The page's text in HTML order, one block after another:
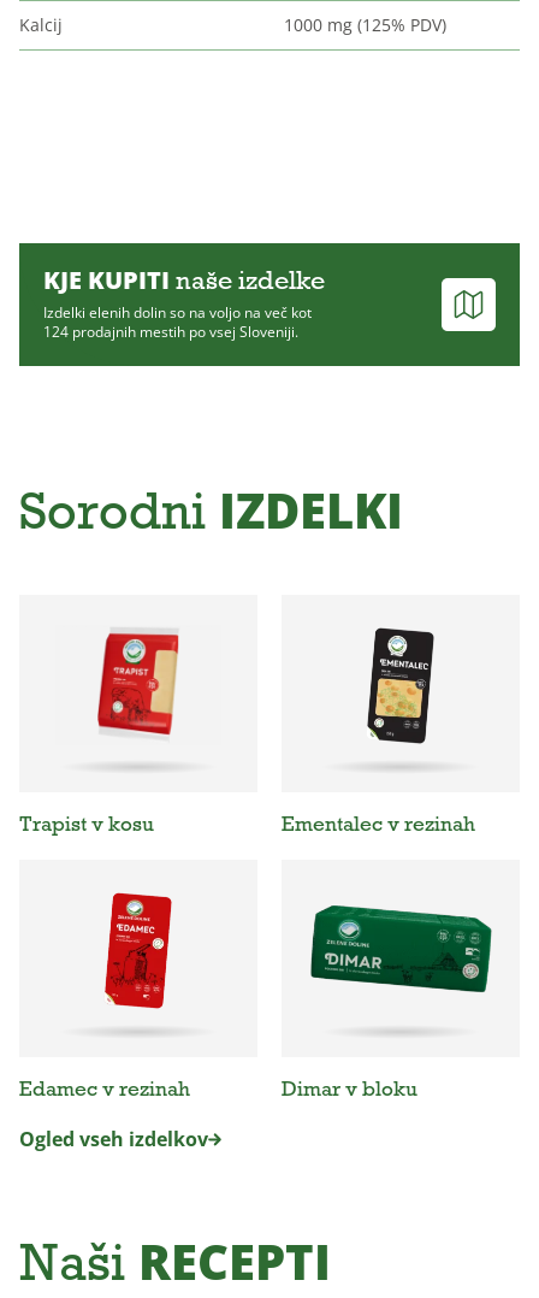
Kalcij 1000 mg (125% PDV)
KJE KUPITI naše izdelke
Izdelki elenih dolin so na voljo na več kot
124 prodajnih mestih po vsej Sloveniji.
Sorodni IZDELKI
Trapist v kosu Ementalec v rezinah
Edamec v rezinah
Dimar v bloku
Ogled vseh izdelkov
Naši RECEPTI